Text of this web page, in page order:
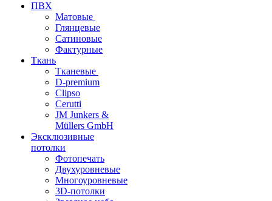
ПВХ
Матовые
Глянцевые
Сатиновые
Фактурные
Ткань
Тканевые
D-premium
Clipso
Cerutti
JM Junkers &
Müllers GmbH
Эксклюзивные
потолки
Фотопечать
Двухуровневые
Многоуровневые
3D-потолки